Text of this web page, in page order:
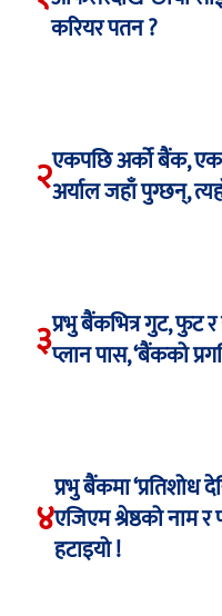
करियर पतन ?
२एकपछि अर्को बैंक,
अर्याल जहाँ पुग्छन्,
३प्रभु बैंकभित्र गुट, फुट
प्लान पास, ‘बैंकको
४
प्रभु बैंकमा ‘प्रतिशोध
एजिएम श्रेष्ठको नाम
हटाइयो !